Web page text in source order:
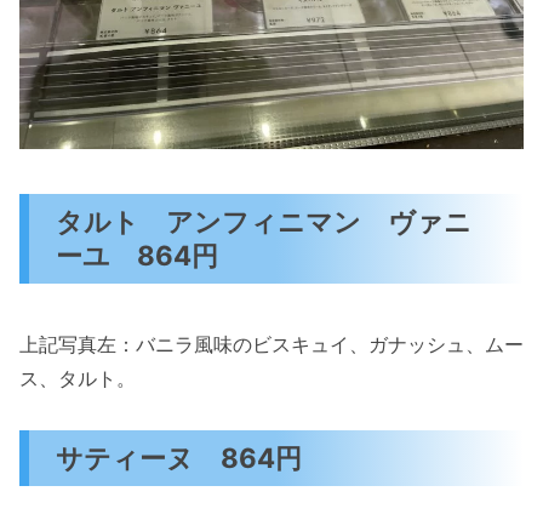
タルト アンフィニマン ヴァニ
ーユ 864円
上記写真左：バニラ風味のビスキュイ、ガナッシュ、ムー
ス、タルト。
サティーヌ 864円